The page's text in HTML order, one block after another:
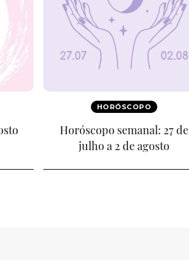
HORÓSCOPO
Horóscopo semanal: 27 de
julho a 2 de agosto